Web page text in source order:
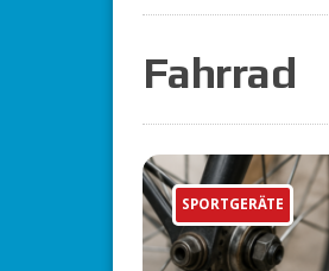
Fahrrad
SPORTGERÄTE